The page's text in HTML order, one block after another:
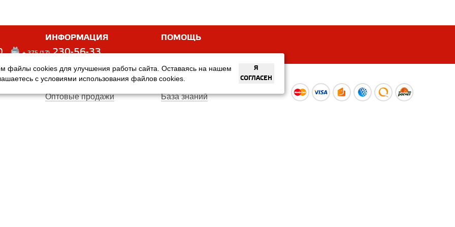
ИНФОРМАЦИЯ ПОМОЩЬ
+ 375 (17) 230-56-33
Оплата
Оптовые продажи
Услуги
База знаний
файлы cookies для улучшения работы сайта. Оставаясь на нашем
с условиями использования файлов cookies.
Я
СОГЛАСЕН